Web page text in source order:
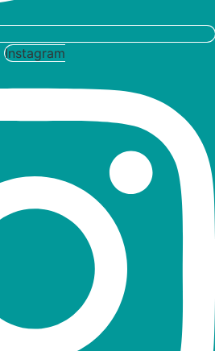
Instagram